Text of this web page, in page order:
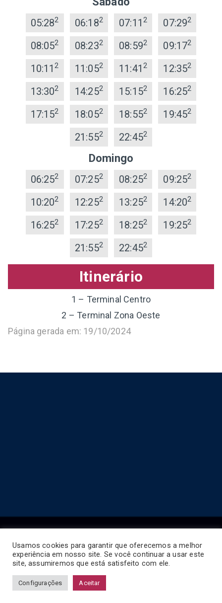
05:282 06:182 07:11 2 07:292
08:052 08:232 08:592 09:172
10:112 11:052 11:41 2 12:352
13:302 14:252 15:152 16:252
17:152 18:052 18:552 19:452
21:552 22:452
Domingo
06:252 07:252 08:252 09:252
10:202 12:252 13:252 14:202
16:252 17:252 18:252 19:252
21:552 22:452
Itinerário
1 – Terminal Centro
2 – Terminal Zona Oeste
Página gerada em: 19/10/2024
Copyright © 2026 Horário de Ônibus BR
Usamos cookies para garantir que oferecemos a melhor
experiência em nosso site. Se você continuar a usar este
site, assumiremos que está satisfeito com ele.
Configurações Aceitar